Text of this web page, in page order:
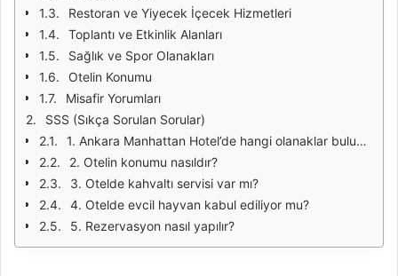
Restoran ve Yiyecek İçecek Hizmetleri
Toplantı ve Etkinlik Alanları
Sağlık ve Spor Olanakları
Otelin Konumu
Misafir Yorumları
SSS (Sıkça Sorulan Sorular)
1. Ankara Manhattan Hotel’de hangi olanaklar bulunmaktadır?
2. Otelin konumu nasıldır?
3. Otelde kahvaltı servisi var mı?
4. Otelde evcil hayvan kabul ediliyor mu?
5. Rezervasyon nasıl yapılır?